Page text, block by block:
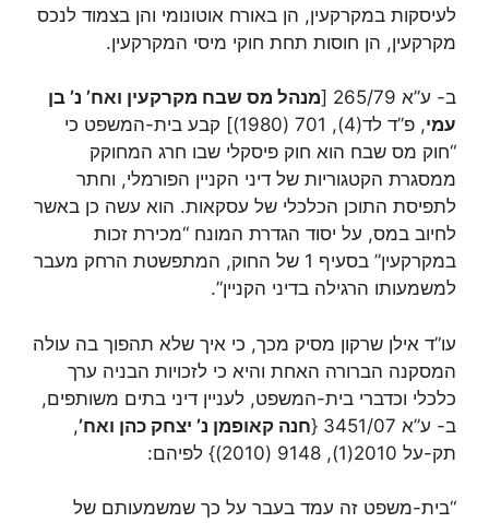
לעיסקות במקרקעין, הן באורח אוטונומי והן בצמוד לנכס
מקרקעין, הן חוסות תחת חוקי מיסי המקרקעין.
ב- ע”א 265/79 [
מנהל מס שבח מקרקעין ואח’ נ’ בן
עמי
, פ”ד לד(4), 701 (1980)] קבע בית-המשפט כי
“חוק מס שבח הוא חוק פיסקלי שבו חרג המחוקק
ממסגרת הקטגוריות של דיני הקניין הפורמלי, וחתר
לתפיסת התוכן הכלכלי של עסקאות. הוא עשה כן באשר
לחיוב במס, על יסוד הגדרת המונח “מכירת זכות
במקרקעין” בסעיף 1 של החוק, המתפשטת הרחק מעבר
למשמעותו הרגילה בדיני הקניין”.
עו”ד אילן שרקון מסיק מכך, כי איך שלא תהפוך בה עולה
המסקנה הברורה האחת והיא כי לזכויות הבניה ערך
כלכלי וכדברי בית-המשפט, לעניין דיני בתים משותפים,
ב- ע”א 3451/07 {
חנה קאופמן נ’ יצחק כהן ואח’,
תק-על 2010(1), 9148 (2010)} לפיהם:
“בית-משפט זה עמד בעבר על כך שמשמעותם של